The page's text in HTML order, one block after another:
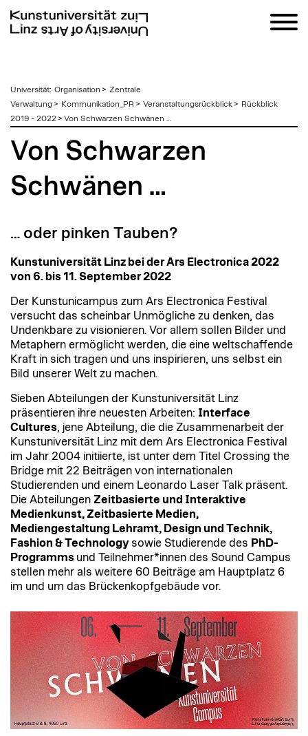
zum
Inhalt
Universität: Organisation > Zentrale
Verwaltung> Kommunikation_PR > Veranstaltungsrückblick> Rückblick
2019 - 2022> Von Schwarzen Schwänen …
Von Schwarzen
Schwänen …
… oder pinken Tauben?
Kunstuniversität Linz bei der Ars Electronica 2022
von 6. bis 11. September 2022
Der Kunstunicampus zum Ars Electronica Festival
versucht das scheinbar Unmögliche zu denken, das
Undenkbare zu visionieren. Vor allem sollen Bilder und
Metaphern ermöglicht werden, die eine weltschaffende
Kraft in sich tragen und uns inspirieren, uns selbst ein
Bild unserer Welt zu machen.
Sieben Abteilungen der Kunstuniversität Linz
präsentieren ihre neuesten Arbeiten: Interface
Cultures, jene Abteilung, die die Zusammenarbeit der
Kunstuniversität Linz mit dem Ars Electronica Festival
im Jahr 2004 initiierte, ist unter dem Titel Crossing the
Bridge mit 22 Beiträgen von internationalen
Studierenden und einem Leonardo Laser Talk präsent.
Die Abteilungen Zeitbasierte und Interaktive
Medienkunst, Zeitbasierte Medien,
Mediengestaltung Lehramt, Design und Technik,
Fashion & Technology sowie Studierende des PhD-
Programms und Teilnehmer*innen des Sound Campus
stellen mehr als weitere 60 Beiträge am Hauptplatz 6
im und um das Brückenkopfgebäude vor.